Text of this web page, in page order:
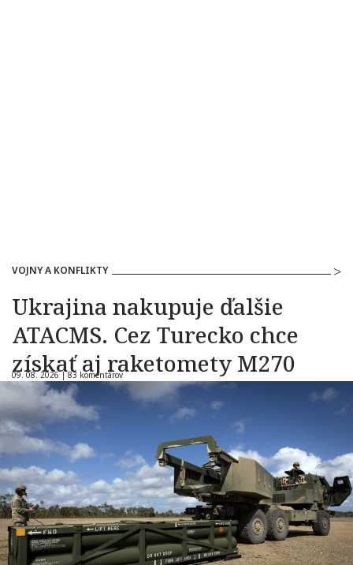
VOJNY A KONFLIKTY
Ukrajina nakupuje ďalšie
ATACMS. Cez Turecko chce
získať aj raketomety M270
09. 08. 2026 |83 komentárov